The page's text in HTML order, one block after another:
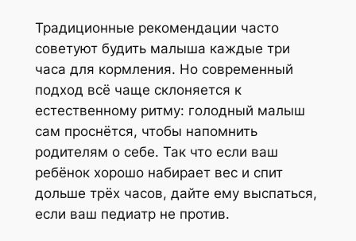
Традиционные рекомендации часто
советуют будить малыша каждые три
часа для кормления. Но современный
подход всё чаще склоняется к
естественному ритму: голодный малыш
сам проснётся, чтобы напомнить
родителям о себе. Так что если ваш
ребёнок хорошо набирает вес и спит
дольше трёх часов, дайте ему выспаться,
если ваш педиатр не против.